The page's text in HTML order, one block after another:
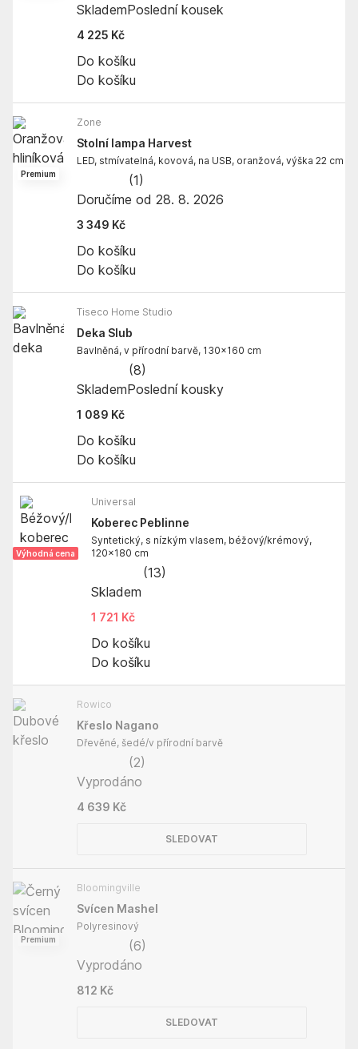
SklademPoslední kousek
4 225 Kč
Do košíku
Do košíku
Premium
Zone
Stolní lampa Harvest
LED, stmívatelná, kovová, na USB, oranžová, výška 22 cm
(1)
Doručíme od 28. 8. 2026
3 349 Kč
Do košíku
Do košíku
Tiseco Home Studio
Deka Slub
Bavlněná, v přírodní barvě, 130x160 cm
(8)
SklademPoslední kousky
1 089 Kč
Do košíku
Do košíku
Výhodná cena
Universal
Koberec Peblinne
Syntetický, s nízkým vlasem, béžový/krémový,
120x180 cm
(13)
Skladem
1 721 Kč
Do košíku
Do košíku
Rowico
Křeslo Nagano
Dřevěné, šedé/v přírodní barvě
(2)
Vyprodáno
4 639 Kč
SLEDOVAT
Premium
Bloomingville
Svícen Mashel
Polyresinový
(6)
Vyprodáno
812 Kč
SLEDOVAT